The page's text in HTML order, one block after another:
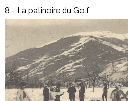
8 - La patinoire du Golf